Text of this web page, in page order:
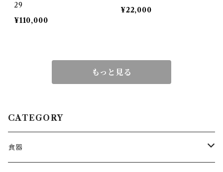
29
¥110,000
¥22,000
もっと見る
CATEGORY
食器